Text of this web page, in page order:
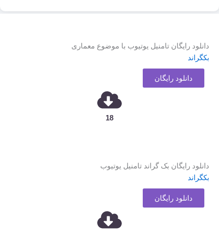
دانلود رایگان تامنیل یوتیوب با موضوع معماری
بکگراند
دانلود رایگان
18
دانلود رایگان بک گراند تامنیل یوتیوب
بکگراند
دانلود رایگان